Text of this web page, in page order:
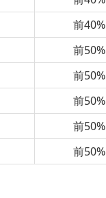
前40%
前50%
前50%
前50%
前50%
前50%